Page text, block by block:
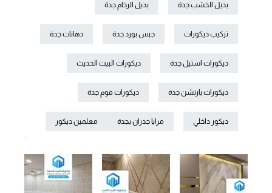
بديل الخشب جدة بديل الرخام جدة
تركيب ديكورات جبس بورد جدة دهانات جدة
ديكورات استيل جدة ديكورات البيت الحديث
ديكورات بارتشن جدة ديكورات فوم جدة
ديكور داخلي مرايا جدران بجدة
معلمين ديكور
.